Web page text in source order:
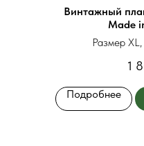
Винтажный
Made
Размер
1
Подробнее